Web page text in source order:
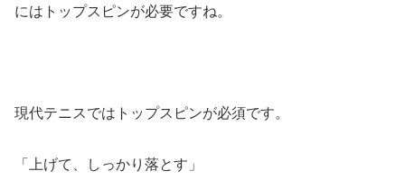
にはトップスピンが必要ですね。
現代テニスではトップスピンが必須です。
「上げて、しっかり落とす」